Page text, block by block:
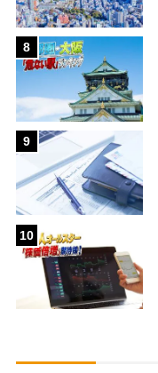
8
9
10